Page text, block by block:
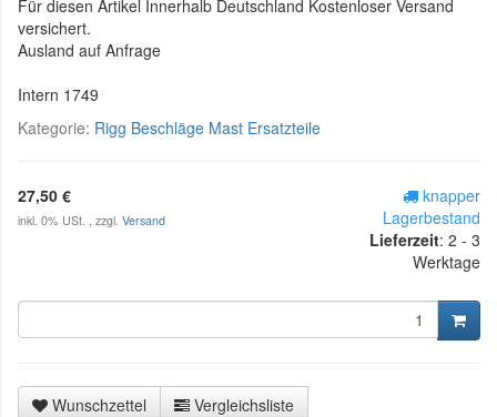
Für diesen Artikel Innerhalb Deutschland Kostenloser Versand
versichert.
Ausland auf Anfrage
Intern 1749
Kategorie: Rigg Beschläge Mast Ersatzteile
27,50 €
inkl. 0% USt. , zzgl. Versand
knapper
Lagerbestand
Lieferzeit: 2 - 3
Werktage
Wunschzettel
Vergleichsliste